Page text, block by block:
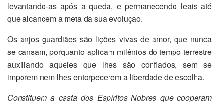
levantando-as após a queda, e permanecendo leais até
que alcancem a meta da sua evolução.
Os anjos guardiães são lições vivas de amor, que nunca
se cansam, porquanto aplicam milênios do tempo terrestre
auxiliando aqueles que lhes são confiados, sem se
imporem nem lhes entorpecerem a liberdade de escolha.
Constituem a casta dos Espíritos Nobres que cooperam